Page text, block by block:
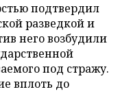
подтвердил
разведкой и
него возбудили
под стражу.
вплоть до